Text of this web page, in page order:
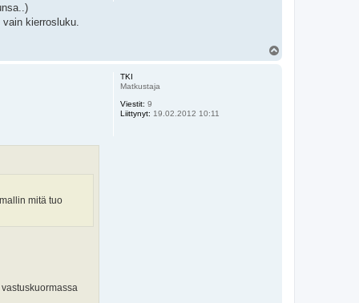
kierrosluku.
TKI
Matkustaja
Viestit: 9
Liittynyt: 19.02.2012 10:11
mitä tuo